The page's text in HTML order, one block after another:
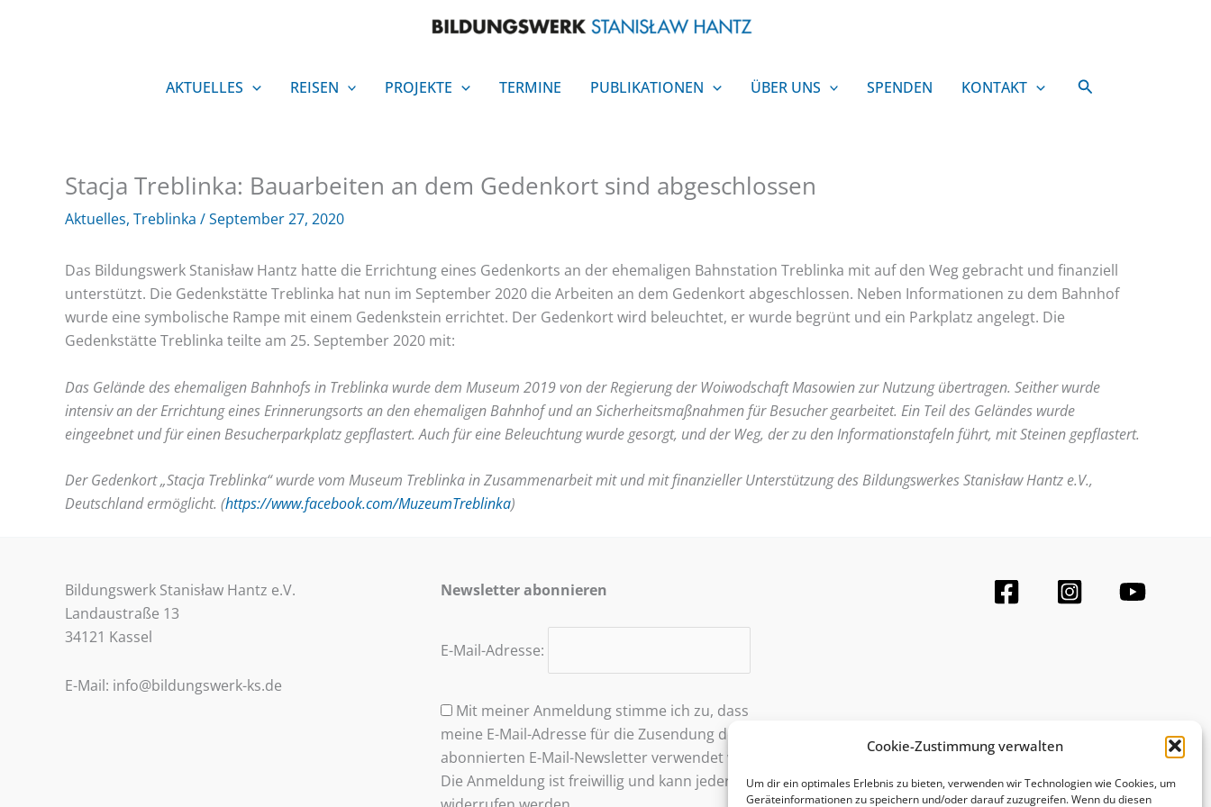
Cookie-Zustimmung verwalten
Um dir ein optimales Erlebnis zu bieten, verwenden wir Technologien wie Cookies, um
Geräteinformationen zu speichern und/oder darauf zuzugreifen. Wenn du diesen
AKTUELLES
REISEN PROJEKTE TERMINE PUBLIKATIONEN ÜBER UNS SPENDEN KONTAKT Suchen
Stacja Treblinka: Bauarbeiten an dem Gedenkort sind abgeschlossen
Aktuelles, Treblinka /September 27, 2020
Das Bildungswerk Stanisław Hantz hatte die Errichtung eines Gedenkorts an der ehemaligen Bahnstation Treblinka mit auf den Weg gebracht und finanziell
unterstützt. Die Gedenkstätte Treblinka hat nun im September 2020 die Arbeiten an dem Gedenkort abgeschlossen. Neben Informationen zu dem Bahnhof
wurde eine symbolische Rampe mit einem Gedenkstein errichtet. Der Gedenkort wird beleuchtet, er wurde begrünt und ein Parkplatz angelegt. Die
Gedenkstätte Treblinka teilte am 25. September 2020 mit:
Das Gelände des ehemaligen Bahnhofs in Treblinka wurde dem Museum 2019 von der Regierung der Woiwodschaft Masowien zur Nutzung übertragen. Seither wurde
intensiv an der Errichtung eines Erinnerungsorts an den ehemaligen Bahnhof und an Sicherheitsmaßnahmen für Besucher gearbeitet. Ein Teil des Geländes wurde
eingeebnet und für einen Besucherparkplatz gepflastert. Auch für eine Beleuchtung wurde gesorgt, und der Weg, der zu den Informationstafeln führt, mit Steinen gepflastert.
Der Gedenkort „Stacja Treblinka“ wurde vom Museum Treblinka in Zusammenarbeit mit und mit finanzieller Unterstützung des Bildungswerkes Stanisław Hantz e.V.,
Deutschland ermöglicht. (https://www.facebook.com/MuzeumTreblinka)
Bildungswerk Stanisław Hantz e.V.
Landaustraße 13
34121 Kassel
E-Mail: info@bildungswerk-ks.de
Newsletter abonnieren
E-Mail-Adresse:
Mit meiner Anmeldung stimme ich zu, dass
meine E-Mail-Adresse für die Zusendung des
abonnierten E-Mail-Newsletter verwendet wird.
Die Anmeldung ist freiwillig und kann jederzeit